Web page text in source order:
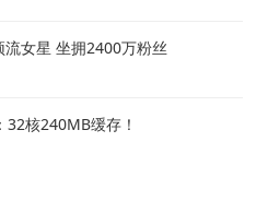
女星 坐拥2400万粉丝
核240MB缓存！